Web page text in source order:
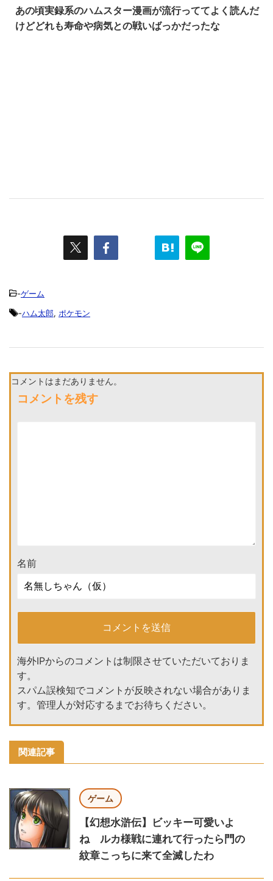
あの頃実録系のハムスター漫画が流行っててよく読んだ
けどどれも寿命や病気との戦いばっかだったな
-ゲーム
-ハム太郎, ポケモン
コメントはまだありません。
コメントを残す
名前
海外IPからのコメントは制限させていただいておりま
す。
スパム誤検知でコメントが反映されない場合がありま
す。管理人が対応するまでお待ちください。
関連記事
ゲーム
【幻想水滸伝】ビッキー可愛いよ
ね ルカ様戦に連れて行ったら門の
紋章こっちに来て全滅したわ